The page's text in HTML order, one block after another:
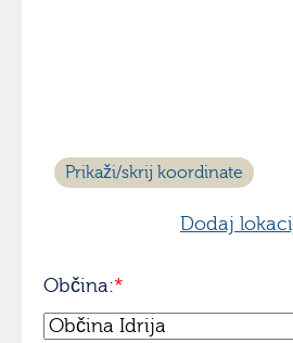
Prikaži/skrij koordinate
Dodaj
Občina:*